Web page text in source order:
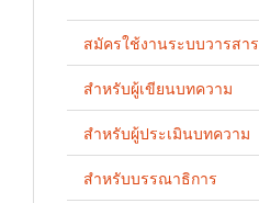
สมัครใช้งานระบบวารสาร
สำหรับผู้เขียนบทความ
สำหรับผู้ประเมินบทความ
สำหรับบรรณาธิการ